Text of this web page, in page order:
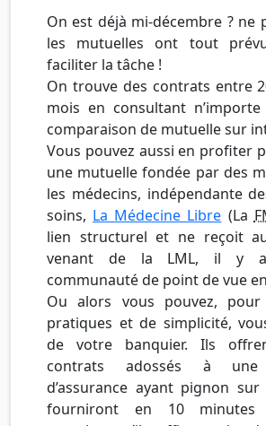
On est déjà mi-décembre ? ne
les mutuelles ont tout
faciliter la tâche !
On trouve des contrats entre
mois en consultant
comparaison de mutuelle sur
Vous pouvez aussi en profiter
une mutuelle fondée par des
les médecins, indépendante
soins, La Médecine Libre (La
lien structurel et ne reçoit
venant de la LML, il y
communauté de point de vue
Ou alors vous pouvez,
pratiques et de simplicité,
de votre banquier. Ils
contrats adossés à une
d’assurance ayant pignon
fourniront en 10 minutes